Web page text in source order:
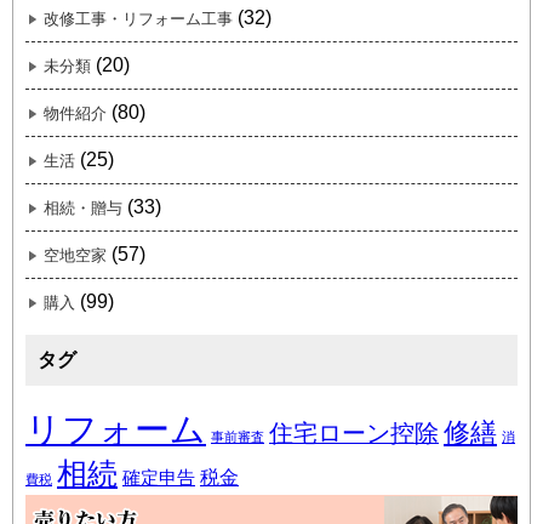
改修工事・リフォーム工事 (32)
未分類 (20)
物件紹介 (80)
生活 (25)
相続・贈与 (33)
空地空家 (57)
購入 (99)
タグ
リフォーム 事前審査 住宅ローン控除 修繕 消
費税 相続 確定申告 税金